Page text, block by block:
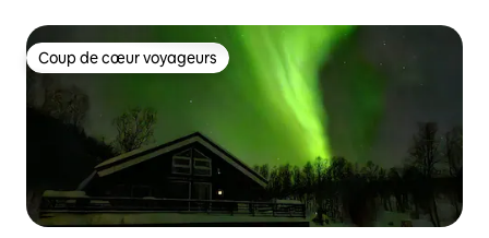
Coup de cœur voyageurs
Coup de cœur voyageurs